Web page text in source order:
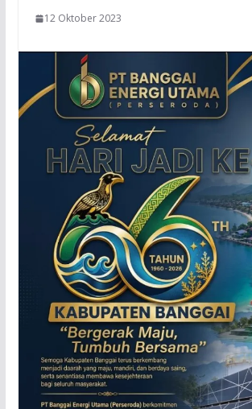
12 Oktober 2023